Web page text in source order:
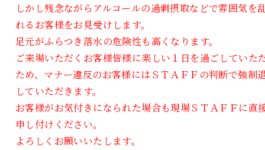
しかし残念ながらアルコールの過剰摂取などで雰囲気を
れるお客様をお見受けします。
足元がふらつき落水の危険性も高くなります。
ご来場いただくお客様皆様に楽しい１日を過ごしていた
ため、マナー違反のお客様にはＳＴＡＦＦの判断で強制
していただきます。
お客様がお気付きになられた場合も現場ＳＴＡＦＦに直
申し付けください。
よろしくお願いいたします。